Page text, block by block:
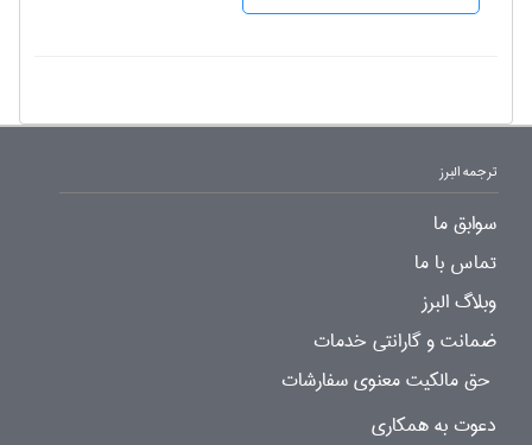
ترجمه البرز
سوابق ما
تماس با ما
وبلاگ البرز
ضمانت و گارانتی خدمات
حق مالکیت معنوی سفارشات
دعوت به همکاری